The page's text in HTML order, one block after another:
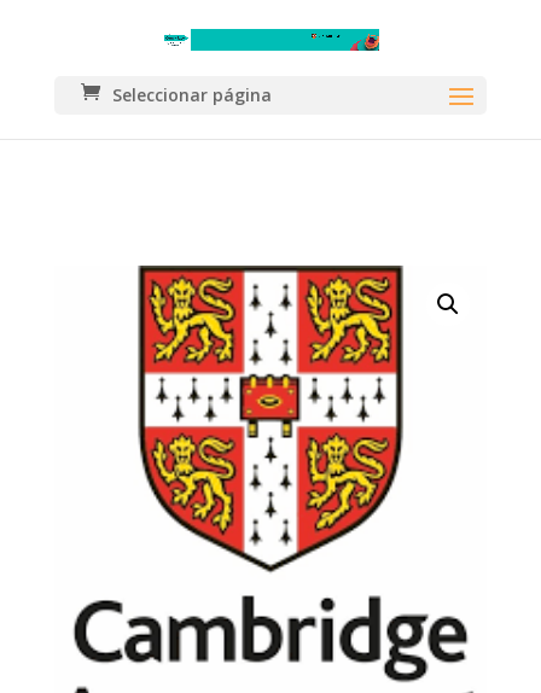
Seleccionar página